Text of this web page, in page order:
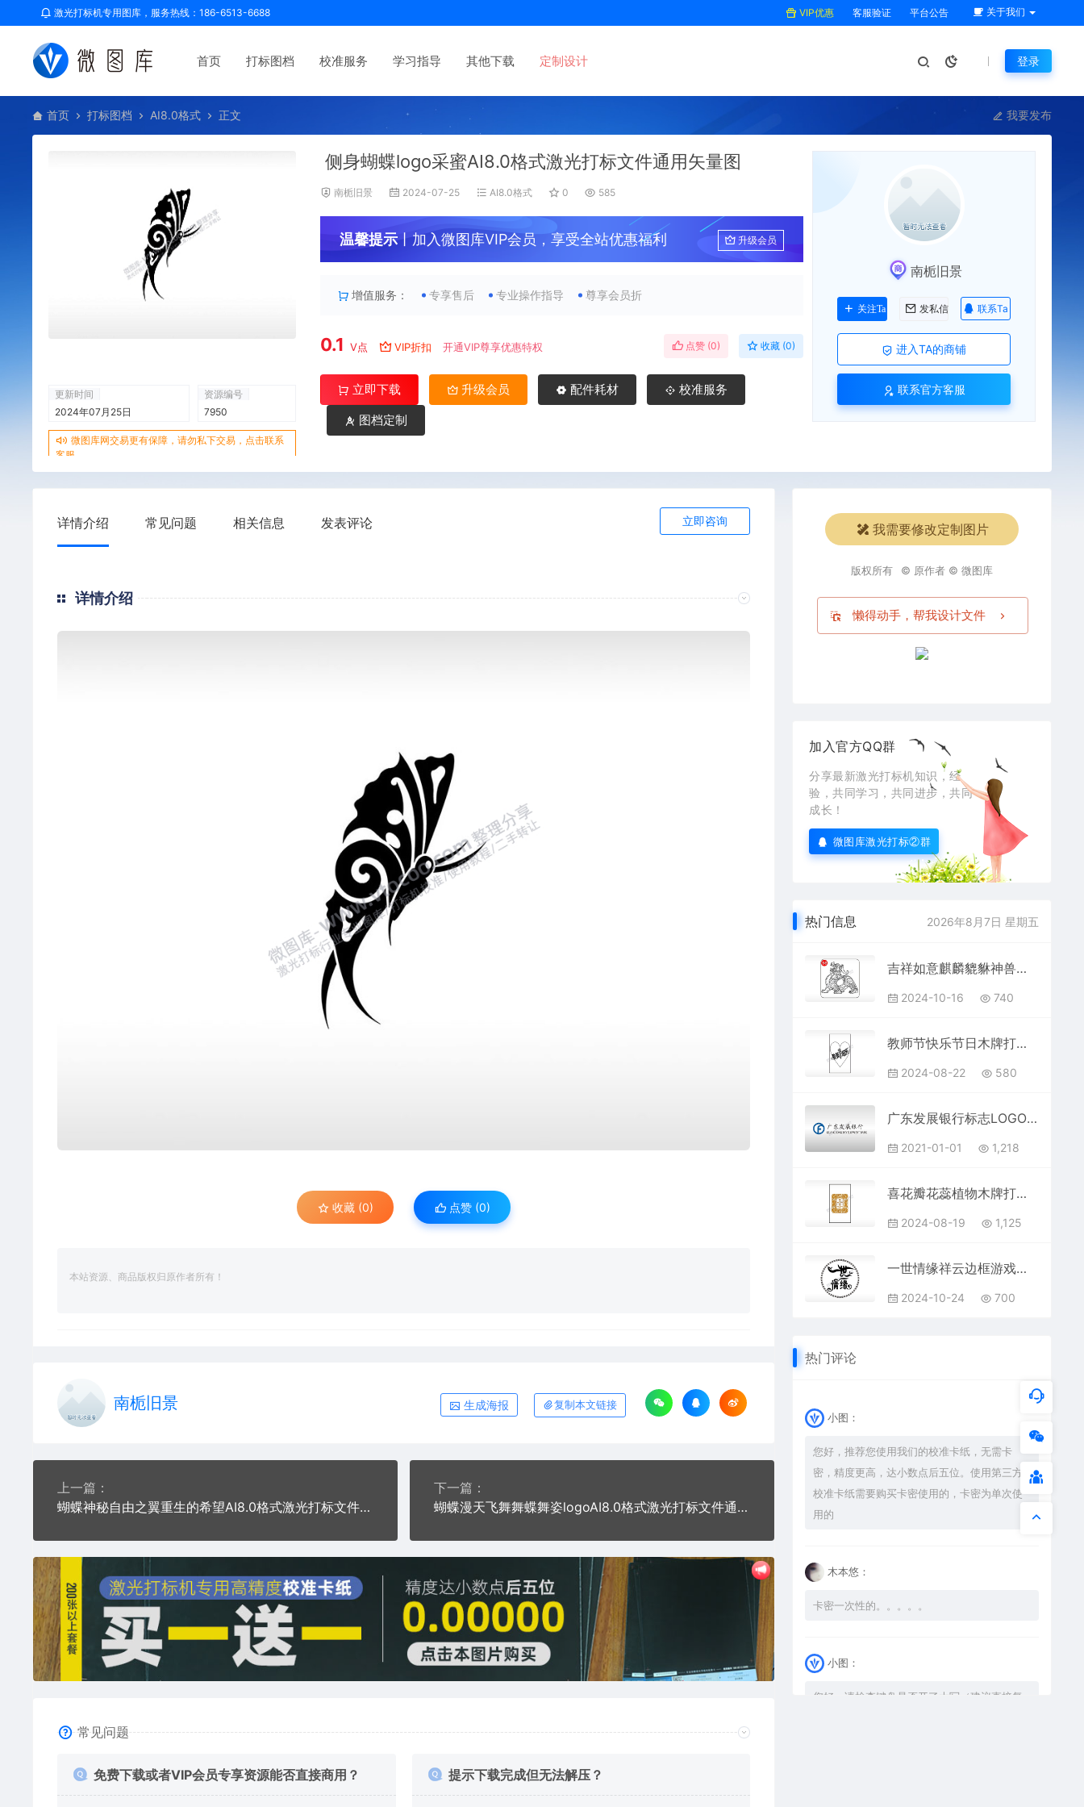
激光打标机专用图库，服务热线：186-6513-6688 VIP优惠 客服验证 平台公告 关于我们
首页 打标图档 校准服务 学习指导 其他下载 定制设计 登录
首页 打标图档 AI8.0格式 正文 我要发布
更新时间
2024年07月25日
资源编号
7950
微图库网交易更有保障，请勿私下交易，点击联系
客服
侧身蝴蝶logo采蜜AI8.0格式激光打标文件通用矢量图
南栀旧景 2024-07-25 AI8.0格式 0 585
温馨提示丨加入微图库VIP会员，享受全站优惠福利 升级会员
增值服务： 专享售后 专业操作指导 尊享会员折
0.1 V点 VIP折扣 开通VIP尊享优惠特权 点赞 (0) 收藏 (0)
立即下载 升级会员 配件耗材
校准服务
图档定制
南栀旧景
关注Ta 发私信 联系Ta
进入TA的商铺
联系官方客服
详情介绍 常见问题 相关信息 发表评论 立即咨询
详情介绍
收藏 (0) 点赞 (0)
本站资源、商品版权归原作者所有！
南栀旧景 生成海报 复制本文链接
上一篇：
蝴蝶神秘自由之翼重生的希望AI8.0格式激光打标文件通用矢量图
下一篇：
蝴蝶漫天飞舞舞蝶舞姿logoAI8.0格式激光打标文件通用矢量图
常见问题
免费下载或者VIP会员专享资源能否直接商用？ 提示下载完成但无法解压？
我需要修改定制图片
版权所有 © 原作者 © 微图库
懒得动手，帮我设计文件
加入官方QQ群
分享最新激光打标机知识，经
验，共同学习，共同进步，共同
成长！
微图库激光打标②群
热门信息 2026年8月7日 星期五
‌吉祥如意麒麟貔貅神兽图腾AI8.0格式激光打标文件通用矢量图
2024-10-16 740
教师节快乐节日木牌打火机AI8.0格式激光打标文件通用矢量图
2024-08-22 580
广东发展银行标志LOGO矢量图通用AI档激光打标图档文件
2021-01-01 1,218
喜花瓣花蕊植物木牌打火机AI8.0格式激光打标文件通用矢量图
2024-08-19 1,125
一世情缘祥云边框游戏硬币园项链AI8.0格式激光打标文件通用矢量图
2024-10-24 700
热门评论
小图：
您好，推荐您使用我们的校准卡纸，无需卡
密，精度更高，达小数点后五位。使用第三方
校准卡纸需要购买卡密使用的，卡密为单次使
用的
木本悠：
卡密一次性的。。。。。
小图：
您好，请检查键盘是否开了大写（建议直接复